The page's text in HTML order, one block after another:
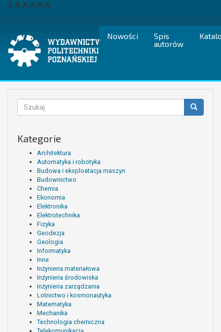
Przejdź
A A A A A A
Nowości
Spis
autorów
Formularz
wyszukiwania
Kategorie
Architektura
Automatyka i robotyka
Budowa i eksploatacja maszyn
Budownictwo
Chemia
Ekonomia
Elektronika
Elektrotechnika
Fizyka
Geodezja
Geologia
Informatyka
Inne
Inżynieria materiałowa
Inżynieria środowiska
Inżynieria zarządzania
Lotnictwo i kosmonautyka
Matematyka
Mechanika
Technologia chemiczna